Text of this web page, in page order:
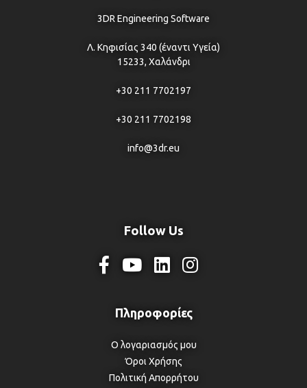
3DR Engineering Software
Λ. Κηφισίας 340 (έναντι Υγεία)
15233, Χαλάνδρι
+30 211 7702197
+30 211 7702198
info@3dr.eu
Follow Us
Ο λογαριασμός μου
Όροι Χρήσης
Πολιτική Απορρήτου